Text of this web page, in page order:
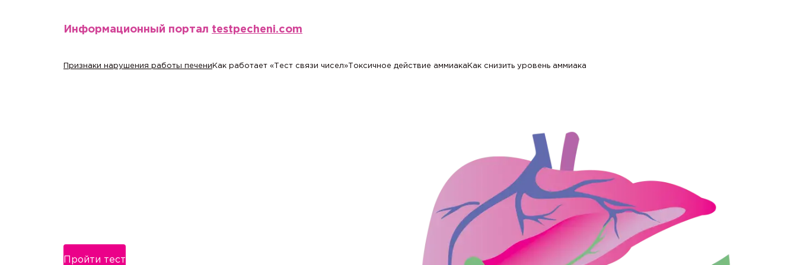
Информационный портал testpecheni.com
Признаки нарушения работы печени Как работает «Тест связи чисел» Токсичное действие аммиака Как снизить уровень аммиака
Пройти тест